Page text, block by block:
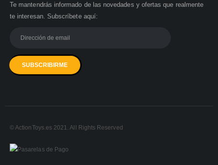
Te mantendrás informado de las novedades y ofertas que realmente
te interesan. Subscríbete aquí:
© ActionToys.es 2021. All Rights Reserved